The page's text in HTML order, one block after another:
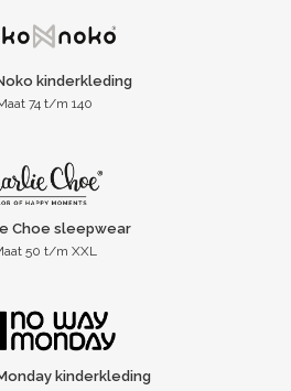
kinderkleding
74 t/m 140
Choe sleepwear
50 t/m XXL
kinderkleding